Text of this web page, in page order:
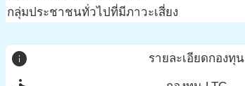
กลุ่มประชาชนทั่วไปที่มีภาวะเสี่ยง
info รายละเอียดกองทุน